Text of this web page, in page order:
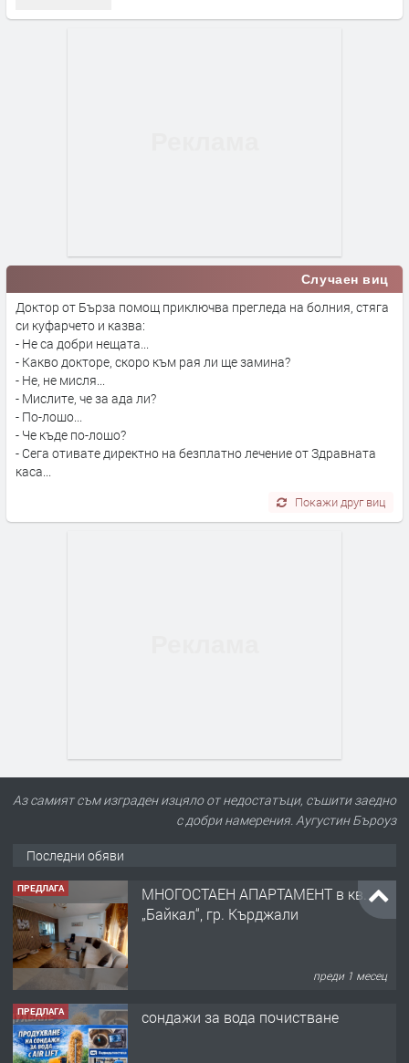
Случаен виц
Доктор от Бърза помощ приключва прегледа на болния, стяга
си куфарчето и казва:
- Не са добри нещата...
- Какво докторе, скоро към рая ли ще замина?
- Не, не мисля...
- Мислите, че за ада ли?
- По-лошо...
- Че къде по-лошо?
- Сега отивате директно на безплатно лечение от Здравната
каса...
Покажи друг виц
Аз самият съм изграден изцяло от недостатъци, съшити заедно
с добри намерения. Аугустин Бъроуз
Последни обяви
ПРЕДЛАГА
МНОГОСТАЕН АПАРТАМЕНТ в кв.
„Байкал“, гр. Кърджали
преди 1 месец
ПРЕДЛАГА сондажи за вода почистване